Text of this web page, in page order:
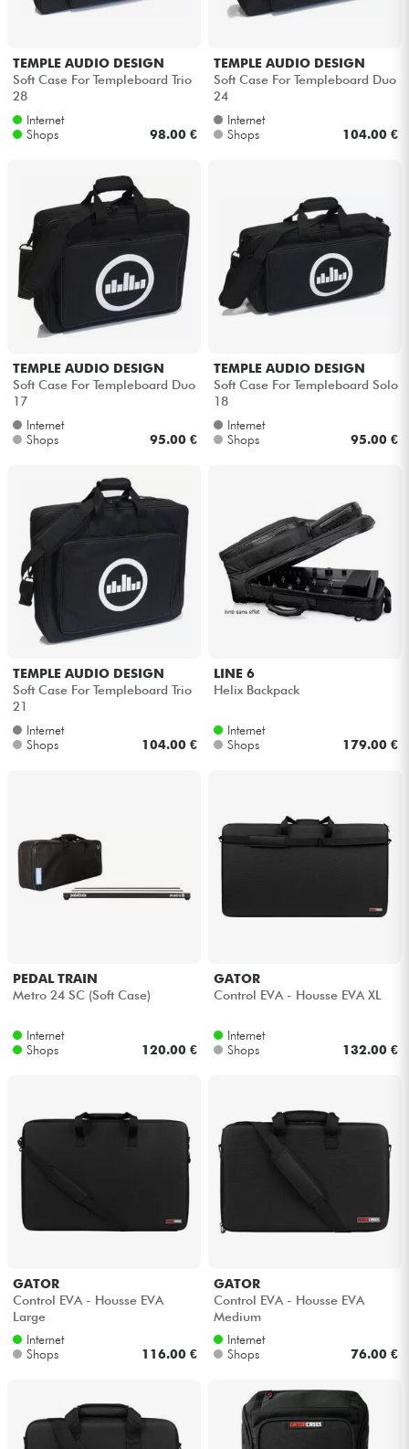
TEMPLE AUDIO DESIGN
Soft Case For Templeboard Trio
28
Internet
Shops
98.00 €
TEMPLE AUDIO DESIGN
Soft Case For Templeboard Duo
24
Internet
Shops
104.00 €
TEMPLE AUDIO DESIGN
Soft Case For Templeboard Duo
17
Internet
Shops
95.00 €
TEMPLE AUDIO DESIGN
Soft Case For Templeboard Solo
18
Internet
Shops
95.00 €
TEMPLE AUDIO DESIGN
Soft Case For Templeboard Trio
21
Internet
Shops
104.00 €
LINE 6
Helix Backpack
Internet
Shops
179.00 €
PEDAL TRAIN
Metro 24 SC (Soft Case)
Internet
Shops
120.00 €
GATOR
Control EVA - Housse EVA XL
Internet
Shops
132.00 €
GATOR
Control EVA - Housse EVA
Large
Internet
Shops
116.00 €
GATOR
Control EVA - Housse EVA
Medium
Internet
Shops
76.00 €